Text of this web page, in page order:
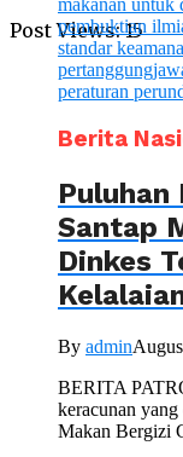
Post Views: 15
Berita
Puluhan
Santap
Dinkes
By admin
BERITA
keracunan
Makan Bergizi